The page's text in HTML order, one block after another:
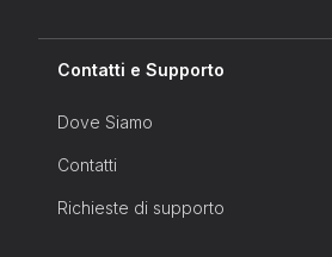
Contatti e Supporto
Dove Siamo
Contatti
Richieste di supporto